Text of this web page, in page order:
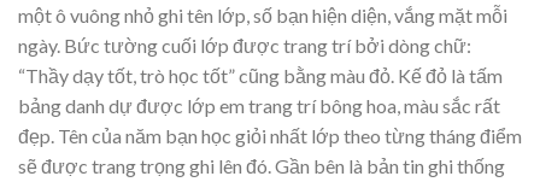
một ô vuông nhỏ ghi tên lớp, số bạn hiện diện, vắng mặt mỗi
ngày. Bức tường cuối lớp được trang trí bởi dòng chữ:
“Thầy dạy tốt, trò học tốt” cũng bằng màu đỏ. Kế đỏ là tấm
bảng danh dự được lớp em trang trí bông hoa, màu sắc rất
đẹp. Tên của năm bạn học giỏi nhất lớp theo từng tháng điểm
sẽ được trang trọng ghi lên đó. Gần bên là bản tin ghi thống